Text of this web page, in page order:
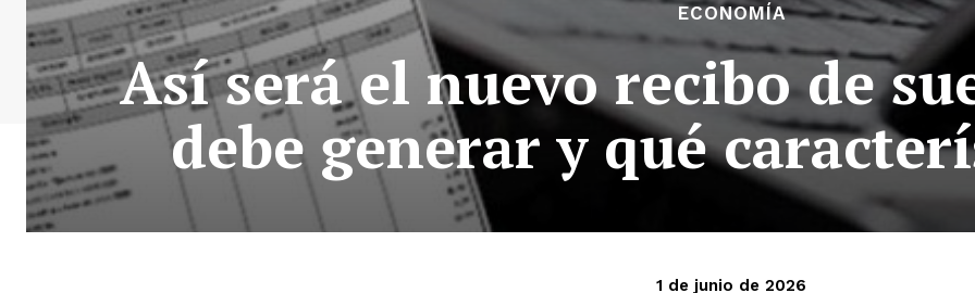
ECONOMÍA
Así será el nuevo recibo de
debe generar y qué
1 de junio de 2026